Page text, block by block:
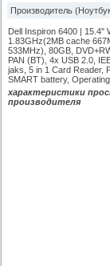
Производитель
Dell Inspiron 6400 | 15.4"
1.83GHz(2MB cache
533MHz), 80GB,
PAN (BT), 4x USB 2.0,
jaks, 5 in 1 Card Reader,
SMART battery,
характеристики
производителя